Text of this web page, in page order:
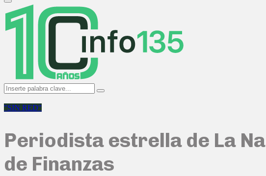
Primary
Menu
Search
for:
Search
"SIN RED"
Periodista estrella de La
de Finanzas